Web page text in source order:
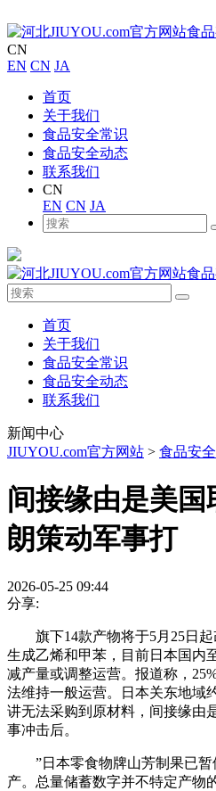
CN
EN CN JA
首页
关于我们
食品安全常识
食品安全动态
联系我们
CN
EN CN JA
首页
关于我们
食品安全常识
食品安全动态
联系我们
新闻中心
JIUYOU.com官方网站 > 食品安
间接缘由是美
朗策动军事打
2026-05-25 09:44
分享:
旗下14款产物将于5月25日起
生成乙烯和甲苯，目前日本国内
减产量或调整运营。报道称，
法维持一般运营。日本关东地域
讲无法采购到原材料，间接缘由
事冲击后。
”日本零食物牌山芳制果已暂
产。总量储蓄数字并不特定产物